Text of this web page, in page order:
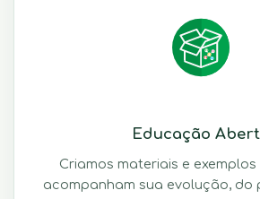
Educação
Criamos materiais e
acompanham sua evolução, do